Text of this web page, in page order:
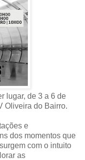
lugar, de 3 a 6 de
Oliveira do Bairro.
e
dos momentos que
com o intuito
as